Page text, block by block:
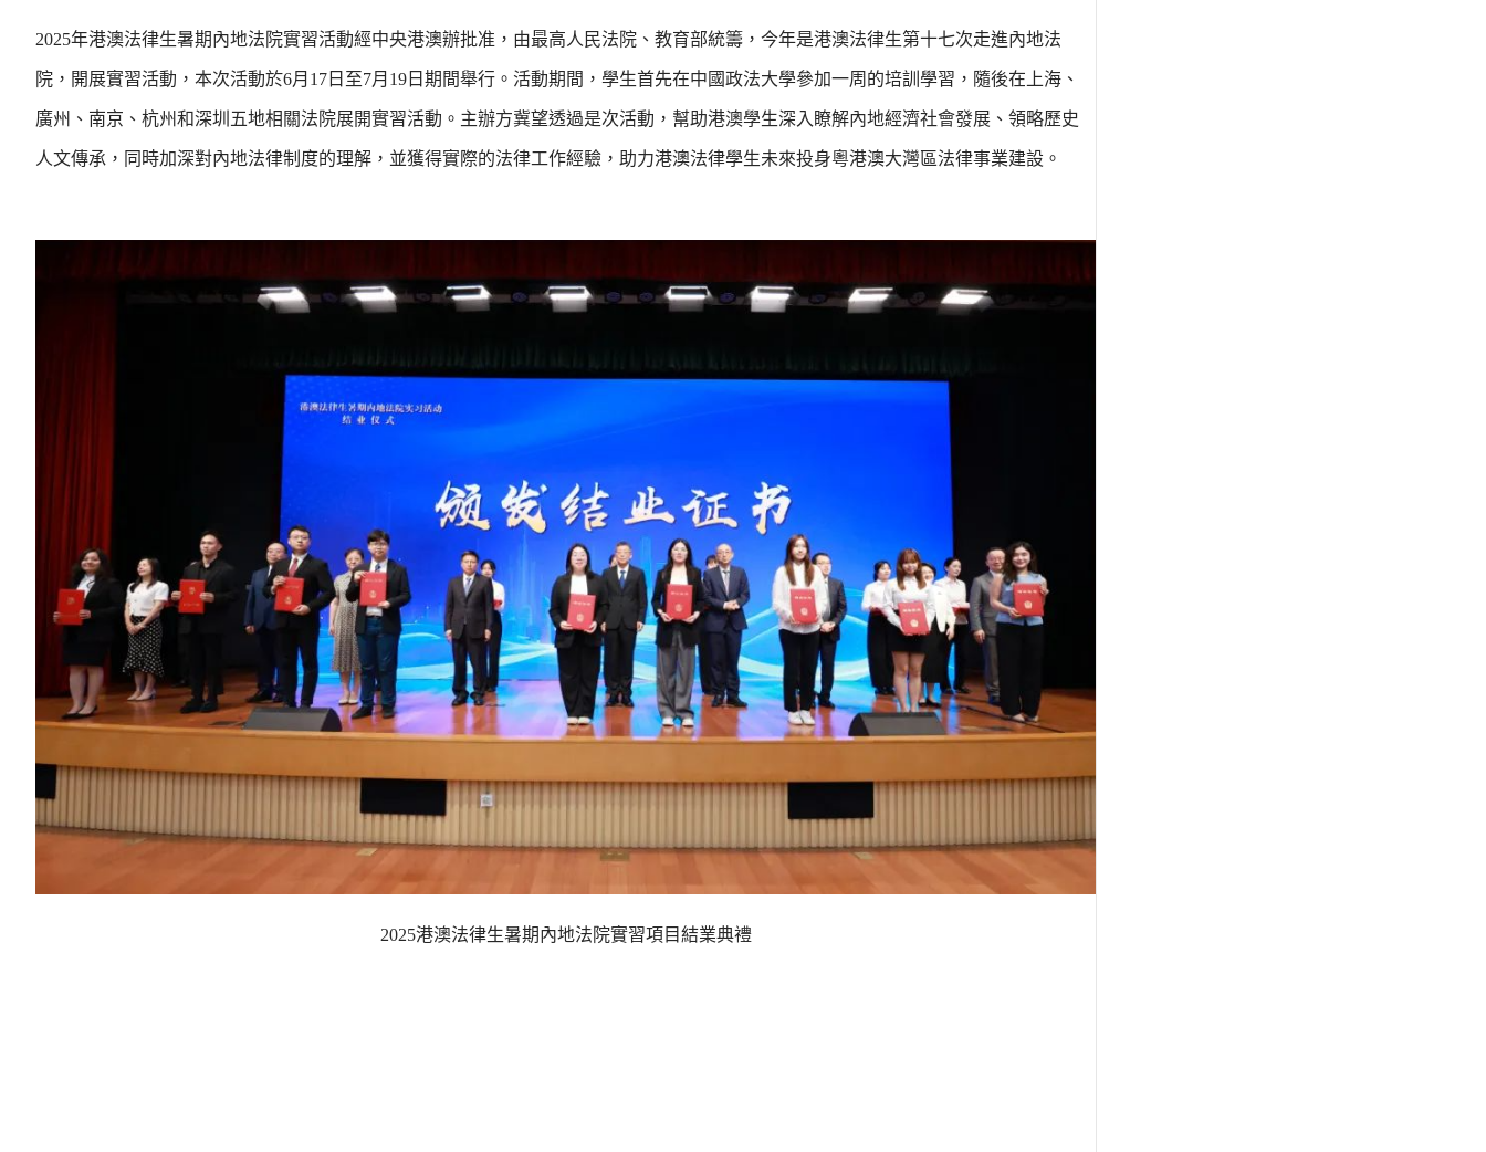
2025年港澳法律生暑期內地法院實習活動經中央港澳辦批准，由最高人民法院、教育部統籌，今年是港澳法律生第十七次走進內地法
院，開展實習活動，本次活動於6月17日至7月19日期間舉行。活動期間，學生首先在中國政法大學參加一周的培訓學習，隨後在上海、
廣州、南京、杭州和深圳五地相關法院展開實習活動。主辦方冀望透過是次活動，幫助港澳學生深入瞭解內地經濟社會發展、領略歷史
人文傳承，同時加深對內地法律制度的理解，並獲得實際的法律工作經驗，助力港澳法律學生未來投身粵港澳大灣區法律事業建設。
2025港澳法律生暑期內地法院實習項目結業典禮